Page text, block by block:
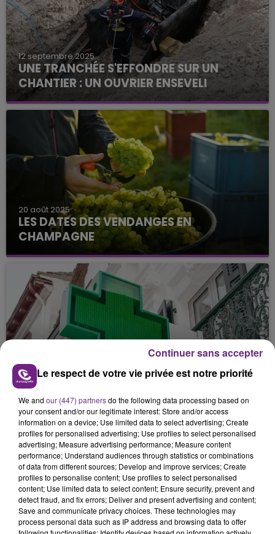
12 septembre 2025
UNE TRANCHÉE S'EFFONDRE SUR UN
CHANTIER : UN OUVRIER ENSEVELI
20 août 2025
LES DATES DES VENDANGES EN
CHAMPAGNE
14 août 2025
DE NOMBREUSES PHARMACIES FERMÉES
CE SAMEDI.
30 juillet 2025
ACCIDENT À MONTMIRAIL (51) : UN
Le respect de votre vie privée est notre priorité
We and our (447) partnersdo the following data processing based on
your consent and/or our legitimate interest: Store and/or access
information on a device; Use limited data to select advertising; Create
profiles for personalised advertising; Use profiles to select personalised
advertising; Measure advertising performance; Measure content
performance; Understand audiences through statistics or combinations
of data from different sources; Develop and improve services; Create
profiles to personalise content; Use profiles to select personalised
content; Use limited data to select content; Ensure security, prevent and
detect fraud, and fix errors; Deliver and present advertising and content;
Save and communicate privacy choices. These technologies may
process personal data such as IP address and browsing data to offer
Continuer sans accepter